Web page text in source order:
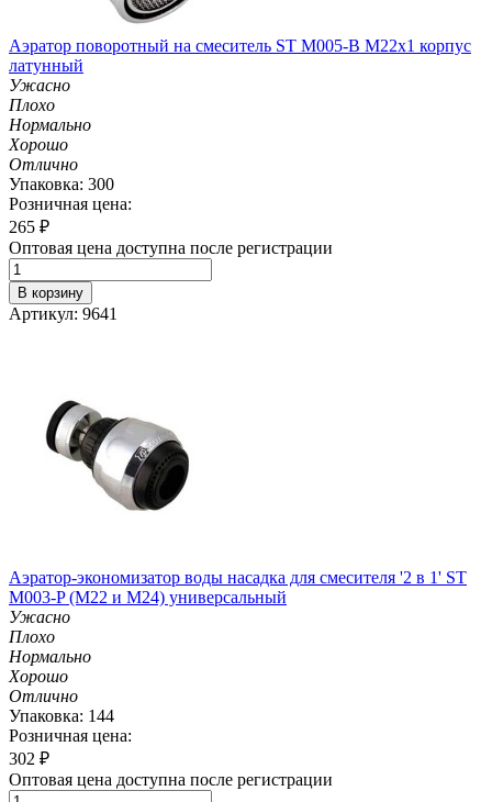
Аэратор поворотный на смеситель ST М005-B М22х1 корпус
латунный
Ужасно
Плохо
Нормально
Хорошо
Отлично
Упаковка: 300
Розничная цена:
265 ₽
Оптовая цена доступна после регистрации
В корзину
Артикул: 9641
Аэратор-экономизатор воды насадка для смесителя '2 в 1' ST
M003-P (М22 и M24) универсальный
Ужасно
Плохо
Нормально
Хорошо
Отлично
Упаковка: 144
Розничная цена:
302 ₽
Оптовая цена доступна после регистрации